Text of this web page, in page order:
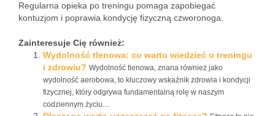
Regularna opieka po treningu pomaga zapobiegać
kontuzjom i poprawia kondycję fizyczną czworonoga.
Zainteresuje Cię również:
Wydolność tlenowa: co warto wiedzieć o treningu
i zdrowiu? Wydolność tlenowa, znana również jako
wydolność aerobowa, to kluczowy wskaźnik zdrowia i kondycji
fizycznej, który odgrywa fundamentalną rolę w naszym
codziennym życiu....